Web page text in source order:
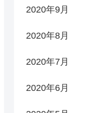
2020年9月
2020年8月
2020年7月
2020年6月